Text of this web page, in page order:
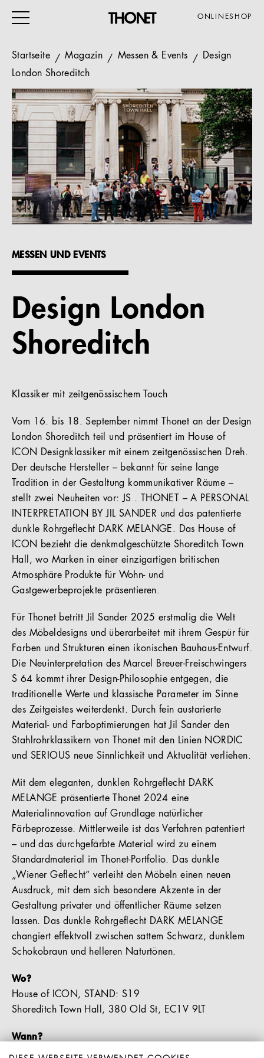
ONLINESHOP
ARBEITEN
WOHNEN
VERANSTALTUNG
GASTRO & HOTEL
ALLE PRODUKTE
Magazin
Service
Unternehmen
Startseite Magazin Messen & Events
Design
London Shoreditch
MESSEN UND EVENTS
Design London
Shoreditch
Klassiker mit zeitgenössischem Touch
Vom 16. bis 18. September nimmt Thonet an der Design
London Shoreditch teil und präsentiert im House of
ICON Designklassiker mit einem zeitgenössischen Dreh.
Der deutsche Hersteller – bekannt für seine lange
Tradition in der Gestaltung kommunikativer Räume –
stellt zwei Neuheiten vor: JS . THONET – A PERSONAL
INTERPRETATION BY JIL SANDER und das patentierte
dunkle Rohrgeflecht DARK MELANGE. Das House of
ICON bezieht die denkmalgeschützte Shoreditch Town
Hall, wo Marken in einer einzigartigen britischen
Atmosphäre Produkte für Wohn- und
Gastgewerbeprojekte präsentieren.
Für Thonet betritt Jil Sander 2025 erstmalig die Welt
des Möbeldesigns und überarbeitet mit ihrem Gespür für
Farben und Strukturen einen ikonischen Bauhaus-Entwurf.
Die Neuinterpretation des Marcel Breuer-Freischwingers
S 64 kommt ihrer Design-Philosophie entgegen, die
traditionelle Werte und klassische Parameter im Sinne
des Zeitgeistes weiterdenkt. Durch fein austarierte
Material- und Farboptimierungen hat Jil Sander den
Stahlrohrklassikern von Thonet mit den Linien NORDIC
und SERIOUS neue Sinnlichkeit und Aktualität verliehen.
Mit dem eleganten, dunklen Rohrgeflecht DARK
MELANGE präsentierte Thonet 2024 eine
Materialinnovation auf Grundlage natürlicher
Färbeprozesse. Mittlerweile ist das Verfahren patentiert
– und das durchgefärbte Material wird zu einem
Standardmaterial im Thonet-Portfolio. Das dunkle
„Wiener Geflecht“ verleiht den Möbeln einen neuen
Ausdruck, mit dem sich besondere Akzente in der
Gestaltung privater und öffentlicher Räume setzen
lassen. Das dunkle Rohrgeflecht DARK MELANGE
changiert effektvoll zwischen sattem Schwarz, dunklem
Schokobraun und helleren Naturtönen.
Wo?
House of ICON, STAND: S19
Shoreditch Town Hall, 380 Old St, EC1V 9LT​
Wann?
Dienstag, 16. September | 10:00 - 18:00 Uhr